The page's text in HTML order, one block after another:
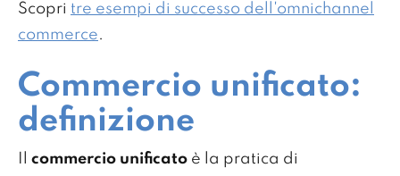
Scopri tre esempi di successo dell'omnichannel
commerce.
Commercio unificato:
definizione
commercio unificato è la pratica di